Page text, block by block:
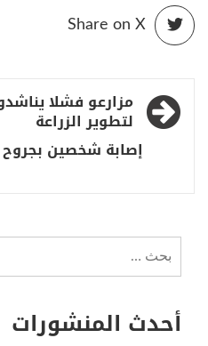
Share on X
تصفّح
المقالات
مزارعو فشلا
لتطوير الزراعة
إصابة شخصين
عن:
أحدث المنشورات